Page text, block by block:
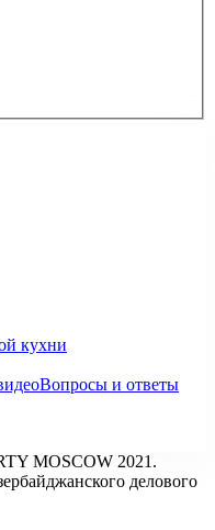
кухни
Вопросы и ответы
MOSCOW 2021.
делового